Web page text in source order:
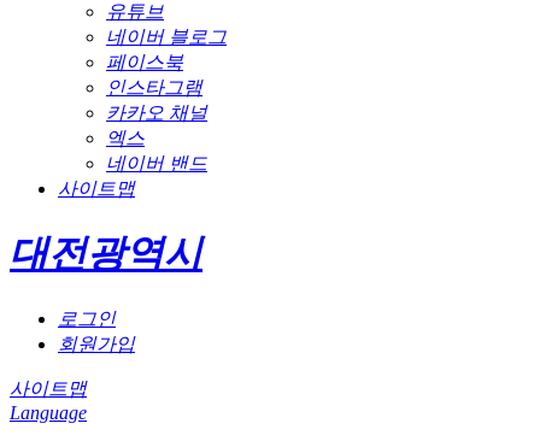
유튜브
네이버 블로그
페이스북
인스타그램
카카오 채널
엑스
네이버 밴드
사이트맵
대전광역시
로그인
회원가입
사이트맵
Language